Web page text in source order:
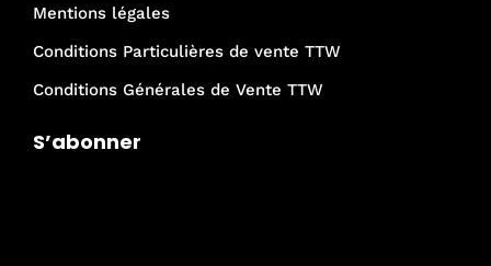
Mentions légales
Conditions Particulières de vente TTW
Conditions Générales de Vente TTW
S’abonner